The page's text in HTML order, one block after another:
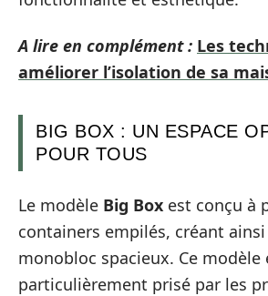
A lire en complément : Les
améliorer l’isolation de sa
BIG BOX : UN ESPACE
POUR TOUS
Le modèle Big Box est conçu à
containers empilés, créant
monobloc spacieux. Ce modèle
particulièrement prisé par les